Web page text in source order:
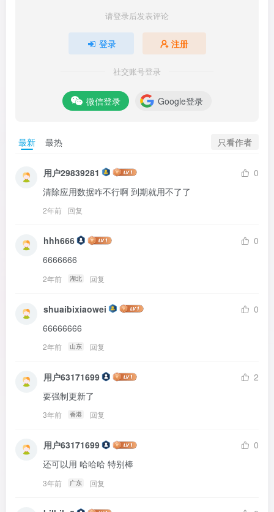
请登录后发表评论
登录 注册
社交账号登录
微信登录 Google登录
最新 最热 只看作者
用户29839281
0
清除应用数据咋不行啊 到期就用不了了
2年前 回复
hhh666
0
6666666
2年前 湖北 回复
shuaibixiaowei
0
66666666
2年前 山东 回复
用户63171699
2
要强制更新了
3年前 香港 回复
用户63171699
0
还可以用 哈哈哈 特别棒
3年前 广东 回复